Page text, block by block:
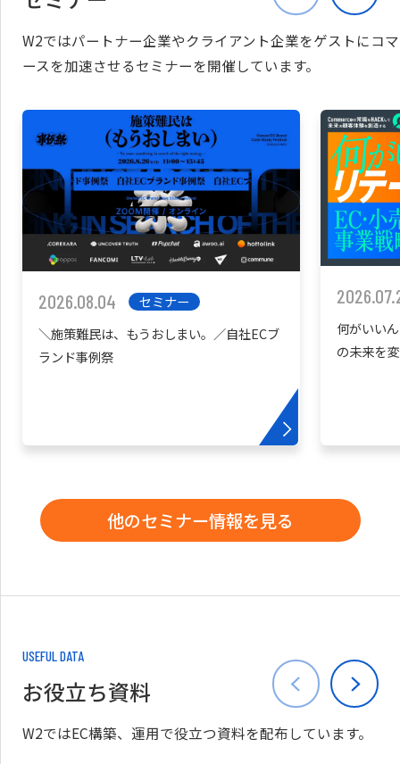
W2ではパートナー企業やクライアント企業をゲストにコマ
ースを加速させるセミナーを開催しています。
2026.08.04
セミナー
＼施策難民は、もうおしまい。／自社ECブ
ランド事例祭
何がいい
の未来を
他のセミナー情報を見る
USEFUL DATA
お役立ち資料
W2ではEC構築、運用で役立つ資料を配布しています。